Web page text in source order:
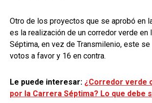
Otro de los proyectos que se aprobó en
es la realización de un corredor verde en
Séptima, en vez de Transmilenio, este
votos a favor y 16 en contra.
Le puede interesar: ¿Corredor verde
por la Carrera Séptima? Lo que debe